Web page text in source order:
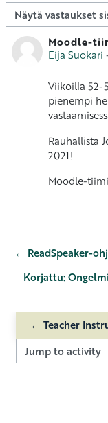
Näytön tila
Moodle-
Eija Suokari
Vastausten
Viikoilla 52-
pienempi
Rauhallista
2021!
Moodle-
← ReadSpeaker-
Korjattu:
← Teacher
Jump to activity